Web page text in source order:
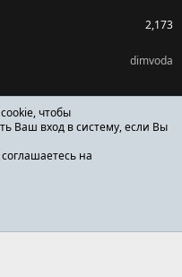
2,173
dimvoda
чтобы
Ваш вход в систему, если Вы
на